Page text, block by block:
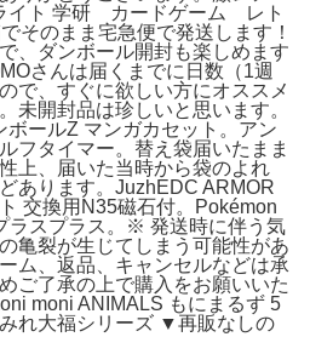
ト 学研 カードゲーム レト
そのまま宅急便で発送します！
、ダンボール開封も楽しめます
さんは届くまでに日数（1週
で、すぐに欲しい方にオススメ
未開封品は珍しいと思います。
ボールZ マンガカセット。アン
タイマー。替え袋届いたまま
上、届いた当時から袋のよれ
あります。JuzhEDC ARMOR
交換用N35磁石付。Pokémon
ラスプラス。※ 発送時に伴う気
亀裂が生じてしまう可能性があ
ム、返品、キャンセルなどは承
ご了承の上で購入をお願いいた
moni ANIMALS もにまるず 5
れ大福シリーズ ▼再販なしの